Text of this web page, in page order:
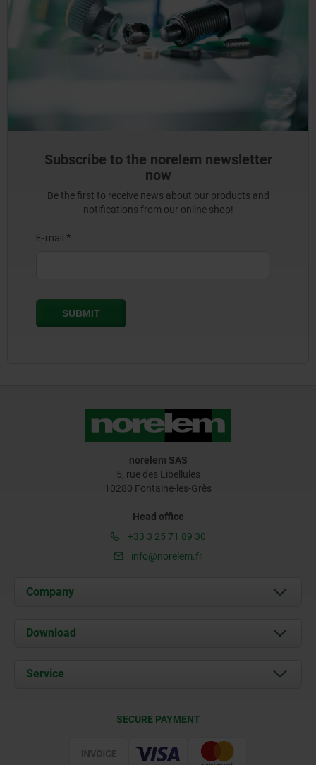
Subscribe to the norelem newsletter
now
Be the first to receive news about our products and
notifications from our online shop!
norelem SAS
5, rue des Libellules
10280 Fontaine-les-Grès
Head office
+33 3 25 71 89 30
info@norelem.fr
Company
About us
Contact
Download
Documents
Service
SECURE PAYMENT